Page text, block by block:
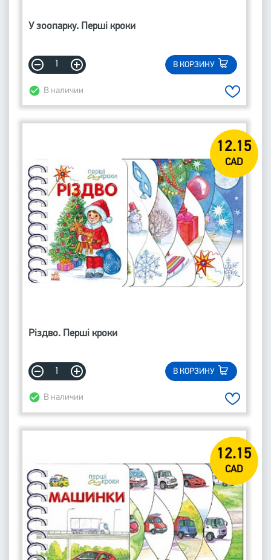
У зоопарку. Перші кроки
В КОРЗИНУ
В наличии
12.15
CAD
Різдво. Перші кроки
В КОРЗИНУ
В наличии
12.15
CAD